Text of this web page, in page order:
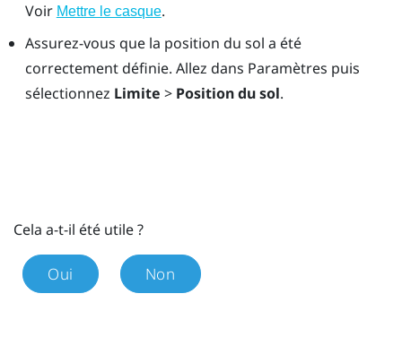
Voir Mettre le casque.
Assurez-vous que la position du sol a été
correctement définie. Allez dans Paramètres puis
sélectionnez Limite > Position du sol.
Cela a-t-il été utile ?
Oui Non